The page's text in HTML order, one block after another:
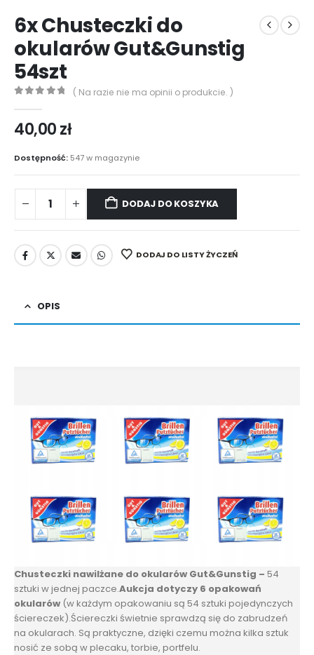
6x Chusteczki do
okularów Gut&Gunstig
54szt
( Na razie nie ma opinii o produkcie. )
40,00zł
Dostępność: 547 w magazynie
DODAJ DO KOSZYKA
DODAJ DO LISTY ŻYCZEŃ
OPIS
Chusteczki nawilżane do okularów Gut&Gunstig – 54
sztuki w jednej paczce.Aukcja dotyczy 6 opakowań
okularów (w każdym opakowaniu są 54 sztuki pojedynczych
ściereczek).Ściereczki świetnie sprawdzą się do zabrudzeń
na okularach. Są praktyczne, dzięki czemu można kilka sztuk
nosić ze sobą w plecaku, torbie, portfelu.